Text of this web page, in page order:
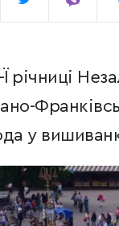
річниці
у